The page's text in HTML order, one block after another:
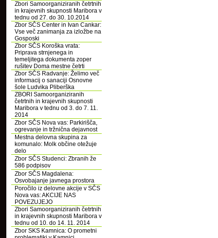
Zbori Samoorganiziranih četrtnih
in krajevnih skupnosti Maribora v
tednu od 27. do 30. 10.2014
Zbor SČS Center in Ivan Cankar:
Vse več zanimanja za izložbe na
Gosposki
Zbor SČS Koroška vrata:
Priprava strnjenega in
temeljitega dokumenta zoper
rušitev Doma mestne četrti
Zbor SČS Radvanje: Želimo več
informacij o sanaciji Osnovne
šole Ludvika Pliberška
ZBORI Samoorganiziranih
četrtnih in krajevnih skupnosti
Maribora v tednu od 3. do 7. 11.
2014
Zbor SČS Nova vas: Parkirišča,
ogrevanje in tržnična dejavnost
Mestna delovna skupina za
komunalo: Molk občine otežuje
delo
Zbor SČS Studenci: Zbranih že
586 podpisov
Zbor SČS Magdalena:
Osvobajanje javnega prostora
Poročilo iz delovne akcije v SČS
Nova vas: AKCIJE NAS
POVEZUJEJO
Zbori Samoorganiziranih četrtnih
in krajevnih skupnosti Maribora v
tednu od 10. do 14. 11. 2014
Zbor SKS Kamnica: O prometni